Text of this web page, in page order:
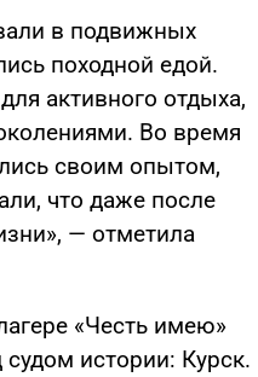
в подвижных
походной едой.
активного отдыха,
Во время
своим опытом,
что даже после
— отметила
«Честь имею»
истории: Курск.